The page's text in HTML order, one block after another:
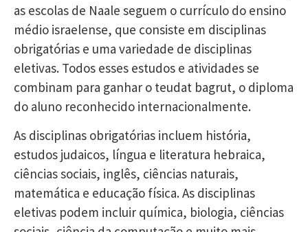
as escolas de Naale seguem o currículo do ensino
médio israelense, que consiste em disciplinas
obrigatórias e uma variedade de disciplinas
eletivas. Todos esses estudos e atividades se
combinam para ganhar o teudat bagrut, o diploma
do aluno reconhecido internacionalmente.
As disciplinas obrigatórias incluem história,
estudos judaicos, língua e literatura hebraica,
ciências sociais, inglês, ciências naturais,
matemática e educação física. As disciplinas
eletivas podem incluir química, biologia, ciências